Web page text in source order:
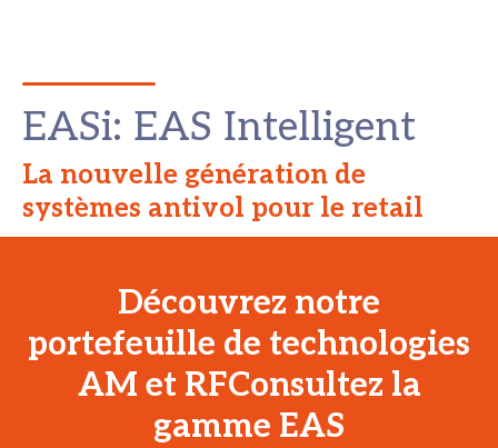
EASi: EAS Intelligent
La nouvelle génération de
systèmes antivol pour le retail
Découvrez notre
portefeuille de technologies
AM et RFConsultez la
gamme EAS